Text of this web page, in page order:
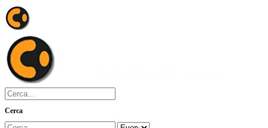
Cerca